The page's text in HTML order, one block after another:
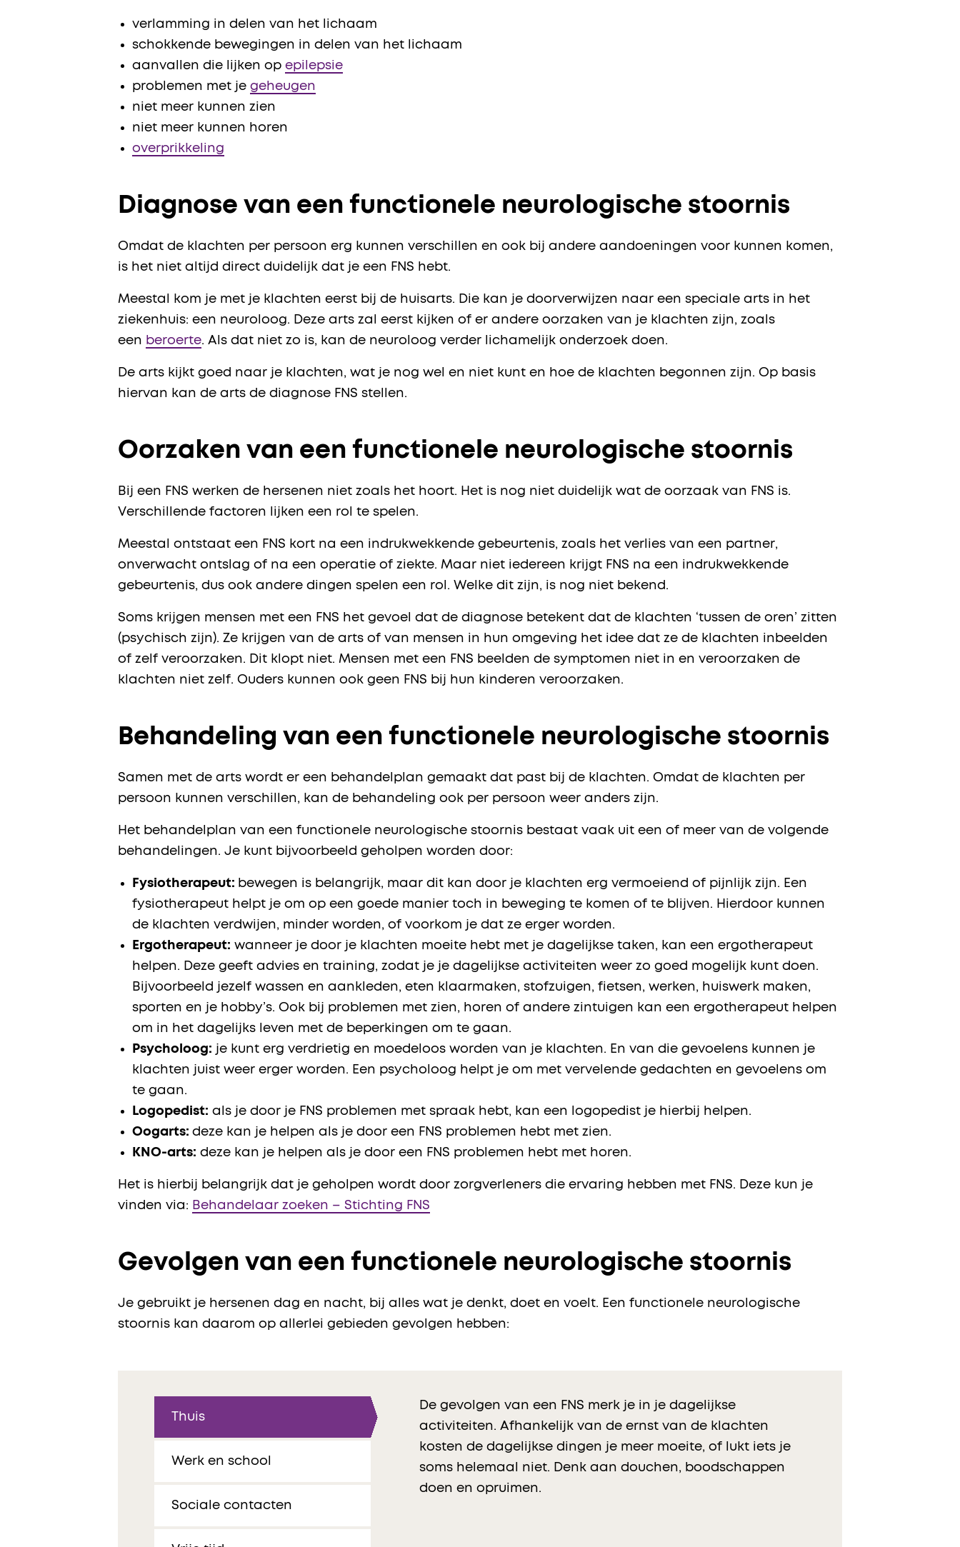
verlamming in delen van het lichaam
schokkende bewegingen in delen van het lichaam
aanvallen die lijken opepilepsie
problemen met jegeheugen
niet meer kunnen zien
niet meer kunnen horen
overprikkeling
Diagnose van een functionele neurologische stoornis
Omdat de klachten per persoon erg kunnen verschillen en ook bij andere aandoeningen voor kunnen komen,
is het niet altijd direct duidelijk dat je een FNS hebt.
Meestal kom je met je klachten eerst bij de huisarts. Die kan je doorverwijzen naar een speciale arts in het
ziekenhuis: een neuroloog. Deze arts zal eerst kijken of er andere oorzaken van je klachten zijn, zoals
een beroerte. Als dat niet zo is, kan de neuroloog verder lichamelijk onderzoek doen.
De arts kijkt goed naar je klachten, wat je nog wel en niet kunt en hoe de klachten begonnen zijn. Op basis
hiervan kan de arts de diagnose FNS stellen.
Oorzaken van een functionele neurologische stoornis
Bij een FNS werken de hersenen niet zoals het hoort. Het is nog niet duidelijk wat de oorzaak van FNS is.
Verschillende factoren lijken een rol te spelen.
Meestal ontstaat een FNS kort na een indrukwekkende gebeurtenis, zoals het verlies van een partner,
onverwacht ontslag of na een operatie of ziekte. Maar niet iedereen krijgt FNS na een indrukwekkende
gebeurtenis, dus ook andere dingen spelen een rol. Welke dit zijn, is nog niet bekend.
Soms krijgen mensen met een FNS het gevoel dat de diagnose betekent dat de klachten ‘tussen de oren’ zitten
(psychisch zijn). Ze krijgen van de arts of van mensen in hun omgeving het idee dat ze de klachten inbeelden
of zelf veroorzaken. Dit klopt niet. Mensen met een FNS beelden de symptomen niet in en veroorzaken de
klachten niet zelf. Ouders kunnen ook geen FNS bij hun kinderen veroorzaken.
Behandeling van een functionele neurologische stoornis
Samen met de arts wordt er een behandelplan gemaakt dat past bij de klachten. Omdat de klachten per
persoon kunnen verschillen, kan de behandeling ook per persoon weer anders zijn.
Het behandelplan van een functionele neurologische stoornis bestaat vaak uit een of meer van de volgende
behandelingen. Je kunt bijvoorbeeld geholpen worden door:
Fysiotherapeut: bewegen is belangrijk, maar dit kan door je klachten erg vermoeiend of pijnlijk zijn. Een
fysiotherapeut helpt je om op een goede manier toch in beweging te komen of te blijven. Hierdoor kunnen
de klachten verdwijen, minder worden, of voorkom je dat ze erger worden.
Ergotherapeut: wanneer je door je klachten moeite hebt met je dagelijkse taken, kan een ergotherapeut
helpen. Deze geeft advies en training, zodat je je dagelijkse activiteiten weer zo goed mogelijk kunt doen.
Bijvoorbeeld jezelf wassen en aankleden, eten klaarmaken, stofzuigen, fietsen, werken, huiswerk maken,
sporten en je hobby’s. Ook bij problemen met zien, horen of andere zintuigen kan een ergotherapeut helpen
om in het dagelijks leven met de beperkingen om te gaan.
Psycholoog: je kunt erg verdrietig en moedeloos worden van je klachten. En van die gevoelens kunnen je
klachten juist weer erger worden. Een psycholoog helpt je om met vervelende gedachten en gevoelens om
te gaan.
Logopedist: als je door je FNS problemen met spraak hebt, kan een logopedist je hierbij helpen.
Oogarts:deze kan je helpen als je door een FNS problemen hebt met zien.
KNO-arts: deze kan je helpen als je door een FNS problemen hebt met horen.
Het is hierbij belangrijk dat je geholpen wordt door zorgverleners die ervaring hebben met FNS. Deze kun je
vinden via: Behandelaar zoeken – Stichting FNS
Gevolgen van een functionele neurologische stoornis
Je gebruikt je hersenen dag en nacht, bij alles wat je denkt, doet en voelt. Een functionele neurologische
stoornis kan daarom op allerlei gebieden gevolgen hebben:
Thuis
Werk en school
Sociale contacten
De gevolgen van een FNS merk je in je dagelijkse
activiteiten. Afhankelijk van de ernst van de klachten
kosten de dagelijkse dingen je meer moeite, of lukt iets je
soms helemaal niet. Denk aan douchen, boodschappen
doen en opruimen.